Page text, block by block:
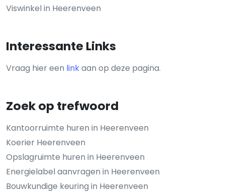
Viswinkel in Heerenveen
Interessante Links
Vraag hier een linkaan op deze pagina.
Zoek op trefwoord
Kantoorruimte huren in Heerenveen
Koerier Heerenveen
Opslagruimte huren in Heerenveen
Energielabel aanvragen in Heerenveen
Bouwkundige keuring in Heerenveen